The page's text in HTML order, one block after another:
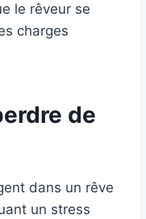
le rêveur se
charges
de
dans un rêve
un stress